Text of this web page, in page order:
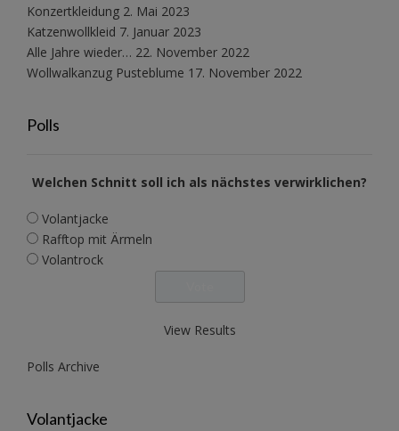
Konzertkleidung 2. Mai 2023
Katzenwollkleid 7. Januar 2023
Alle Jahre wieder… 22. November 2022
Wollwalkanzug Pusteblume 17. November 2022
Polls
Welchen Schnitt soll ich als nächstes verwirklichen?
Volantjacke
Rafftop mit Ärmeln
Volantrock
View Results
Polls Archive
Volantjacke